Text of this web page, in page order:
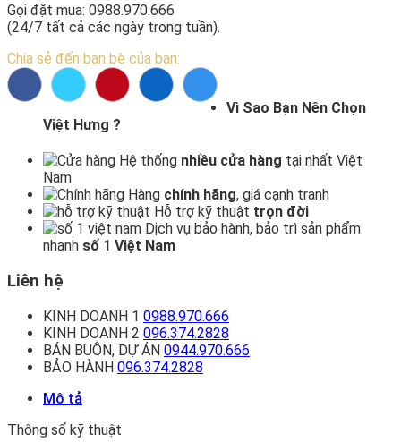
Gọi đặt mua: 0988.970.666
(24/7 tất cả các ngày trong tuần).
Chia sẻ đến bạn bè của bạn:
Vì Sao Bạn Nên Chọn
Việt Hưng ?
Hệ thống nhiều cửa hàng tại nhất Việt
Nam
Hàng chính hãng, giá cạnh tranh
Hỗ trợ kỹ thuật trọn đời
Dịch vụ bảo hành, bảo trì sản phẩm
nhanh số 1 Việt Nam
Liên hệ
KINH DOANH 1 0988.970.666
KINH DOANH 2 096.374.2828
BÁN BUÔN, DỰ ÁN 0944.970.666
BẢO HÀNH 096.374.2828
Mô tả
Thông số kỹ thuật